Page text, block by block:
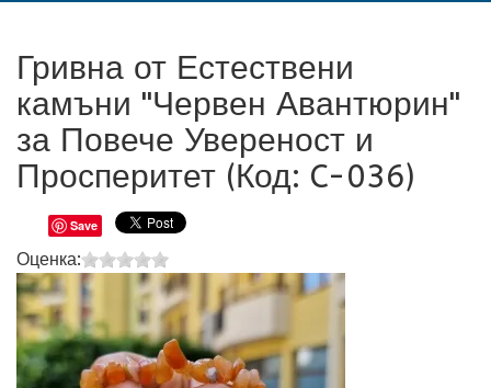
Гривна от Естествени
камъни "Червен Авантюрин"
за Повече Увереност и
Просперитет (Код: C-036)
Save
Оценка: